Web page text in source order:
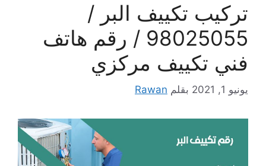
تركيب تكييف البر /
98025055 / رقم هاتف
فني تكييف مركزي
يونيو 1, 2021 بقلم Rawan